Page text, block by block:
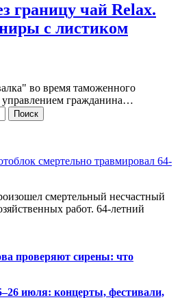
границу чай Relax.
с листиком
во время таможенного
управлением гражданина…
смертельно травмировал 64-
смертельный несчастный
работ. 64-летний
проверяют сирены: что
июля: концерты, фестивали,